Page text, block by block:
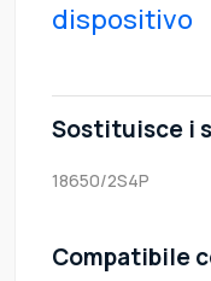
dispositivo
Sostituisce i
18650/2S4P
Compatibile